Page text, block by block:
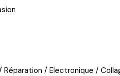
/ Electronique /